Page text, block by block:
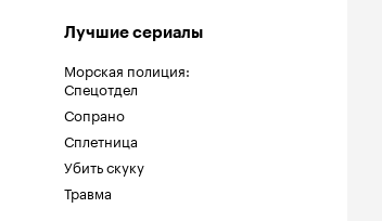
Лучшие сериалы
Морская полиция:
Спецотдел
Сопрано
Сплетница
Убить скуку
Травма